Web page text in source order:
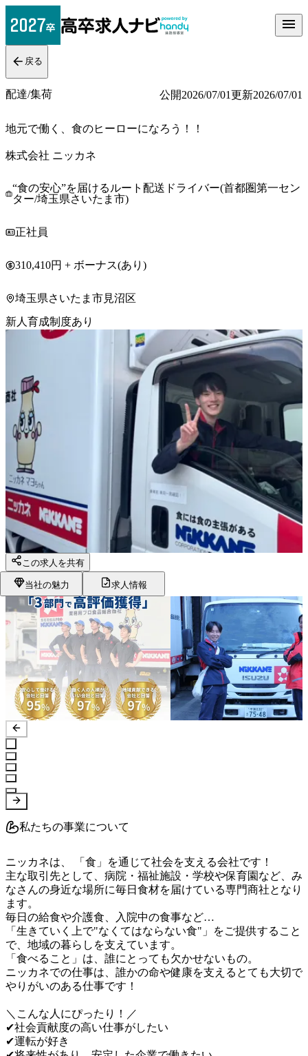
戻る
配達/集荷 公開2026/07/01更新2026/07/01
地元で働く、食のヒーローになろう！！
株式会社 ニッカネ
“食の安心”を届けるルート配送ドライバー(首都圏第一セン
ター/埼玉県さいたま市)
正社員
310,410円 + ボーナス(あり)
埼玉県さいたま市見沼区
新人育成制度あり
この求人を共有
当社の魅力 求人情報
私たちの事業について
ニッカネは、 「食」を通じて社会を支える会社です！
主な取引先として、病院・福祉施設・学校や保育園など、み
なさんの身近な場所に毎日食材を届けている専門商社となり
ます。
毎日の給食や介護食、入院中の食事など…
「生きていく上で"なくてはならない食"」をご提供すること
で、地域の暮らしを支えています。
「食べること」は、誰にとっても欠かせないもの。
ニッカネでの仕事は、誰かの命や健康を支えるとても大切で
やりがいのある仕事です！
＼こんな人にぴったり！／
✔社会貢献度の高い仕事がしたい
✔運転が好き